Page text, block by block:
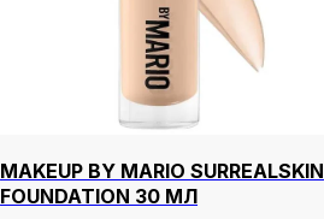
MAKEUP BY MARIO SURREALSKIN
FOUNDATION 30 МЛ